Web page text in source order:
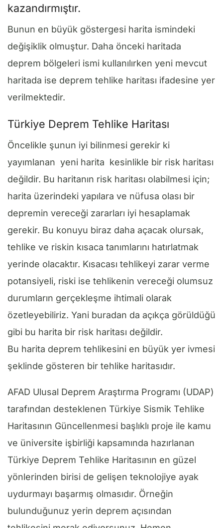
kazandırmıştır.
Bunun en büyük göstergesi harita ismindeki
değişiklik olmuştur. Daha önceki haritada
deprem bölgeleri ismi kullanılırken yeni mevcut
haritada ise deprem tehlike haritası ifadesine yer
verilmektedir.
Türkiye Deprem Tehlike Haritası
Öncelikle şunun iyi bilinmesi gerekir ki
yayımlanan yeni harita kesinlikle bir risk haritası
değildir. Bu haritanın risk haritası olabilmesi için;
harita üzerindeki yapılara ve nüfusa olası bir
depremin vereceği zararları iyi hesaplamak
gerekir. Bu konuyu biraz daha açacak olursak,
tehlike ve riskin kısaca tanımlarını hatırlatmak
yerinde olacaktır. Kısacası tehlikeyi zarar verme
potansiyeli, riski ise tehlikenin vereceği olumsuz
durumların gerçekleşme ihtimali olarak
özetleyebiliriz. Yani buradan da açıkça görüldüğü
gibi bu harita bir risk haritası değildir.
Bu harita deprem tehlikesini en büyük yer ivmesi
şeklinde gösteren bir tehlike haritasıdır.
AFAD Ulusal Deprem Araştırma Programı (UDAP)
tarafından desteklenen Türkiye Sismik Tehlike
Haritasının Güncellenmesi başlıklı proje ile kamu
ve üniversite işbirliği kapsamında hazırlanan
Türkiye Deprem Tehlike Haritasının en güzel
yönlerinden birisi de gelişen teknolojiye ayak
uydurmayı başarmış olmasıdır. Örneğin
bulunduğunuz yerin deprem açısından